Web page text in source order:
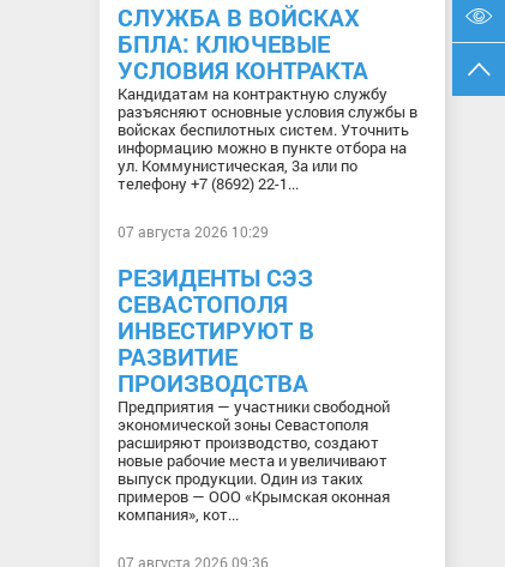
СЛУЖБА В ВОЙСКАХ
БПЛА: КЛЮЧЕВЫЕ
УСЛОВИЯ КОНТРАКТА
Кандидатам на контрактную службу
разъясняют основные условия службы в
войсках беспилотных систем. Уточнить
информацию можно в пункте отбора на
ул. Коммунистическая, 3а или по
телефону +7 (8692) 22-1...
07 августа 2026 10:29
РЕЗИДЕНТЫ СЭЗ
СЕВАСТОПОЛЯ
ИНВЕСТИРУЮТ В
РАЗВИТИЕ
ПРОИЗВОДСТВА
Предприятия — участники свободной
экономической зоны Севастополя
расширяют производство, создают
новые рабочие места и увеличивают
выпуск продукции. Один из таких
примеров — ООО «Крымская оконная
компания», кот...
07 августа 2026 09:36